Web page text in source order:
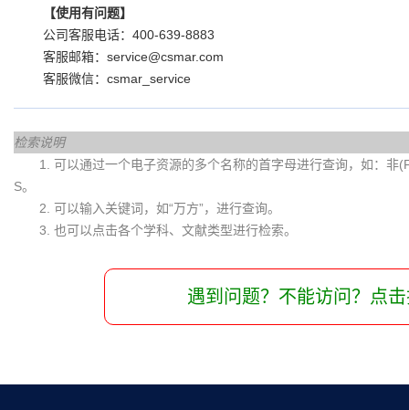
【使用有问题】
公司客服电话：400-639-8883
客服邮箱：service@csmar.com
客服微信：csmar_service
检索说明
1. 可以通过一个电子资源的多个名称的首字母进行查询，如：
S。
2. 可以输入关键词，如“万方”，进行查询。
3. 也可以点击各个学科、文献类型进行检索。
遇到问题？不能访问？点